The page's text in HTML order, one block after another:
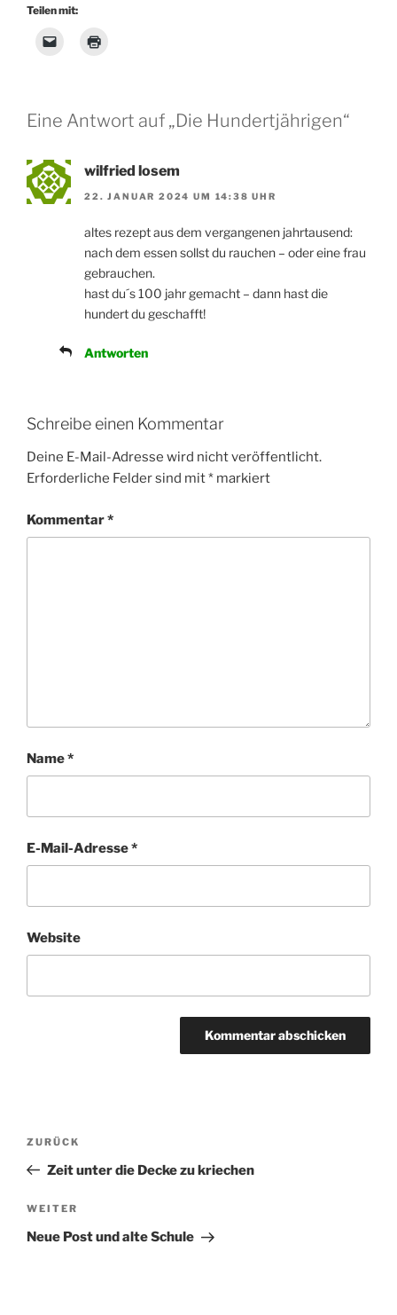
Teilen mit:
Eine Antwort auf „Die Hundertjährigen“
wilfried losem
22. JANUAR 2024 UM 14:38 UHR
altes rezept aus dem vergangenen jahrtausend:
nach dem essen sollst du rauchen – oder eine frau
gebrauchen.
hast du´s 100 jahr gemacht – dann hast die
hundert du geschafft!
Antworten
Schreibe einen Kommentar
Deine E-Mail-Adresse wird nicht veröffentlicht.
Erforderliche Felder sind mit* markiert
Kommentar*
Name*
E-Mail-Adresse*
Website
Beitragsnavigation
Vorheriger
Beitrag
ZURÜCK
Zeit unter die Decke zu kriechen
Nächster
Beitrag
WEITER
Neue Post und alte Schule